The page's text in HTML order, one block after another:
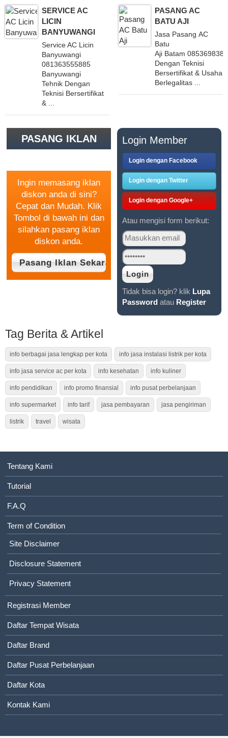
SERVICE AC
LICIN
BANYUWANGI
Service AC Licin
Banyuwangi
081363555885
Banyuwangi
Tehnik Dengan
Teknisi Bersertifikat
& ...
PASANG AC
BATU AJI
Jasa Pasang AC
Batu
Aji Batam
Dengan Teknisi
Bersertifikat & Usaha
Berlegalitas ...
PASANG IKLAN
Ingin memasang iklan
diskon anda di sini?
Cepat dan Mudah. Klik
Tombol di bawah ini dan
silahkan pasang iklan
diskon anda.
Login Member
Login dengan Facebook
Login dengan Twitter
Login dengan Google+
Atau mengisi form berikut:
Tidak bisa login? klik Lupa
Password atau Register
Tag Berita & Artikel
info berbagai jasa lengkap per kota info jasa instalasi listrik per kota
info jasa service ac per kota info kesehatan info kuliner
info pendidikan info promo finansial info pusat perbelanjaan
info supermarket info tarif jasa pembayaran jasa pengiriman
listrik travel wisata
Tentang Kami
Tutorial
F.A.Q
Term of Condition
Site Disclaimer
Disclosure Statement
Privacy Statement
Registrasi Member
Daftar Tempat Wisata
Daftar Brand
Daftar Pusat Perbelanjaan
Daftar Kota
Kontak Kami